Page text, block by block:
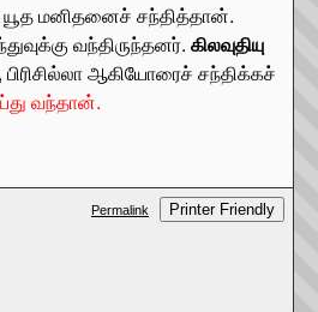
யூத மனிதனைச் சந்தித்தான்.
வந்திருந்தனர். கிலவுதியு
ஆகியோரைச் சந்திக்கச்
வந்தான்.
Permalink Printer Friendly